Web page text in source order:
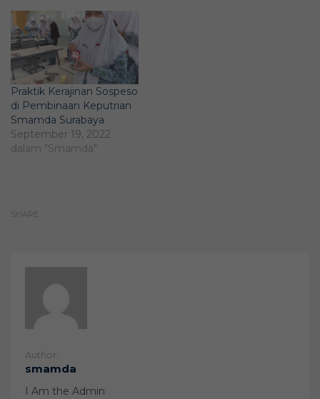
Praktik Kerajinan Sospeso
di Pembinaan Keputrian
Smamda Surabaya
September 19, 2022
dalam "Smamda"
SHARE
Author:
smamda
I Am the Admin